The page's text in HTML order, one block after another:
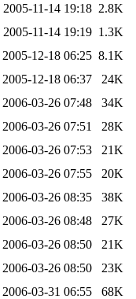
2005-11-14 19:18 2.8K
2005-11-14 19:19 1.3K
2005-12-18 06:25 8.1K
2005-12-18 06:37
24K
2006-03-26 07:48
34K
2006-03-26 07:51
28K
2006-03-26 07:53
21K
2006-03-26 07:55
20K
2006-03-26 08:35
38K
2006-03-26 08:48
27K
2006-03-26 08:50
21K
2006-03-26 08:50
23K
2006-03-31 06:55
68K